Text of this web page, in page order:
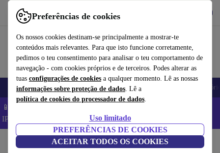
Preferências de cookies
Os nossos cookies destinam-se principalmente a mostrar-te
conteúdos mais relevantes. Para que isto funcione corretamente,
pedimos o teu consentimento para analisar o teu comportamento de
navegação - com cookies próprios e de terceiros. Podes alterar as
tuas configurações de cookies a qualquer momento. Lê as nossas
informações sobre proteção de dados. Lê a
política de cookies do processador de dados.
Uso limitado
PREFERÊNCIAS DE COOKIES
ACEITAR TODOS OS COOKIES
Use o refurbed de forma rápida e fácil
Telemóveis Computadores Portáteis Tablets
📱 Poupa 5% EXTRA em todos os iPhones – Código:
IPHONEDEAL –
Início Monitores